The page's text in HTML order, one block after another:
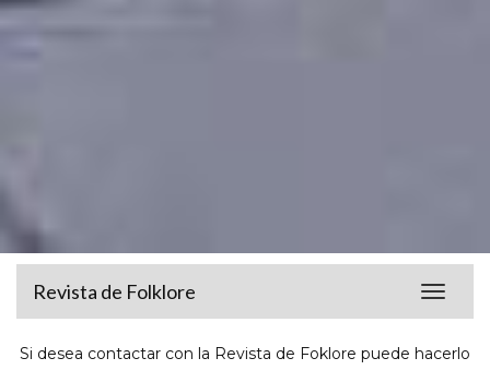
Toggle
Revista de Folklore
Si desea contactar con la Revista de Foklore puede hacerlo